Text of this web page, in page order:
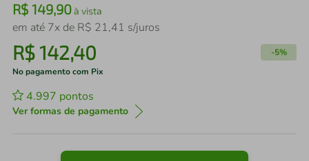
R$ 149,90à vista
em até 7x de R$ 21,41 s/juros
R$142,40 -5%
No pagamento com Pix
4.997 pontos
Ver formas de pagamento